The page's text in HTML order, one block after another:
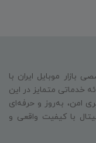
بازار موبایل ایران با
خدماتی متمایز در این
امن، به‌روز و حرفه‌ای
با کیفیت واقعی و